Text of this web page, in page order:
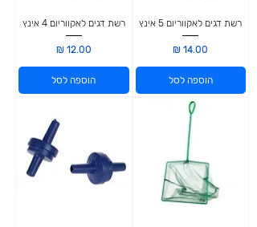
רשת דגים לאקווריום 5 אינץ
מחיר
הוספה לסל
רשת דגים לאקווריום 4 אינץ
מחיר
הוספה לסל